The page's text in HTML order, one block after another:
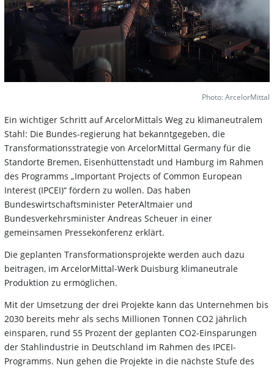
Ein wichtiger Schritt auf ArcelorMittals Weg zu klimaneutralem
Stahl: Die Bundes-regierung hat bekanntgegeben, die
Transformationsstrategie von ArcelorMittal Germany für die
Standorte Bremen, Eisenhüttenstadt und Hamburg im Rahmen
des Programms „Important Projects of Common European
Interest (IPCEI)“ fördern zu wollen. Das haben
Bundeswirtschaftsminister PeterAltmaier und
Bundesverkehrsminister Andreas Scheuer in einer
gemeinsamen Pressekonferenz erklärt.
Die geplanten Transformationsprojekte werden auch dazu
beitragen, im ArcelorMittal-Werk Duisburg klimaneutrale
Produktion zu ermöglichen.
Mit der Umsetzung der drei Projekte kann das Unternehmen bis
2030 bereits mehr als sechs Millionen Tonnen CO2 jährlich
einsparen, rund 55 Prozent der geplanten CO2-Einsparungen
der Stahlindustrie in Deutschland im Rahmen des IPCEI-
Programms. Nun gehen die Projekte in die nächste Stufe des
Photo: ArcelorMittal